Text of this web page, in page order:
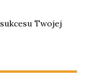
Twojej